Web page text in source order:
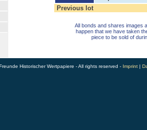
Previous lot
All bonds and shares images
happen that we have taken
piece to be sold of
Historischer Wertpapiere - All rights reserved - Imprint |